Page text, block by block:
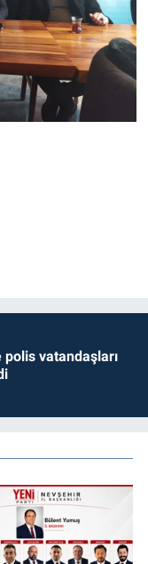
polis vatandaşları